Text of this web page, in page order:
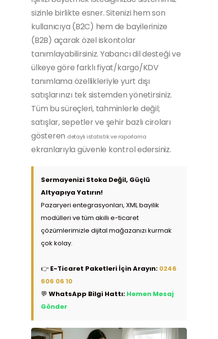
sizinle birlikte esner. Sitenizi hem son
kullanıcıya (B2C) hem de bayilerinize
(B2B) açarak özel iskontolar
tanımlayabilirsiniz. Yabancı dil desteği ve
ülkeye göre farklı fiyat/kargo/KDV
tanımlama özellikleriyle yurt dışı
satışlarınızı tek sistemden yönetirsiniz.
Tüm bu süreçleri, tahminlerle değil;
satışlar, sepetler ve şehir bazlı ciroları
gösteren detaylı istatistik ve raporlama
ekranlarıyla güvenle kontrol edersiniz.
Sermayenizi Stoka Değil, Güçlü
Altyapıya Yatırın!
Pazaryeri entegrasyonları, XML bayilik
modülleri ve tüm akıllı e-ticaret
çözümlerimizle dijital mağazanızı kurmak
çok kolay.
👉 E-Ticaret Paketleri İçin Arayın: 0246
606 06 10
💬 WhatsApp Bilgi Hattı: Hemen Mesaj
Gönder